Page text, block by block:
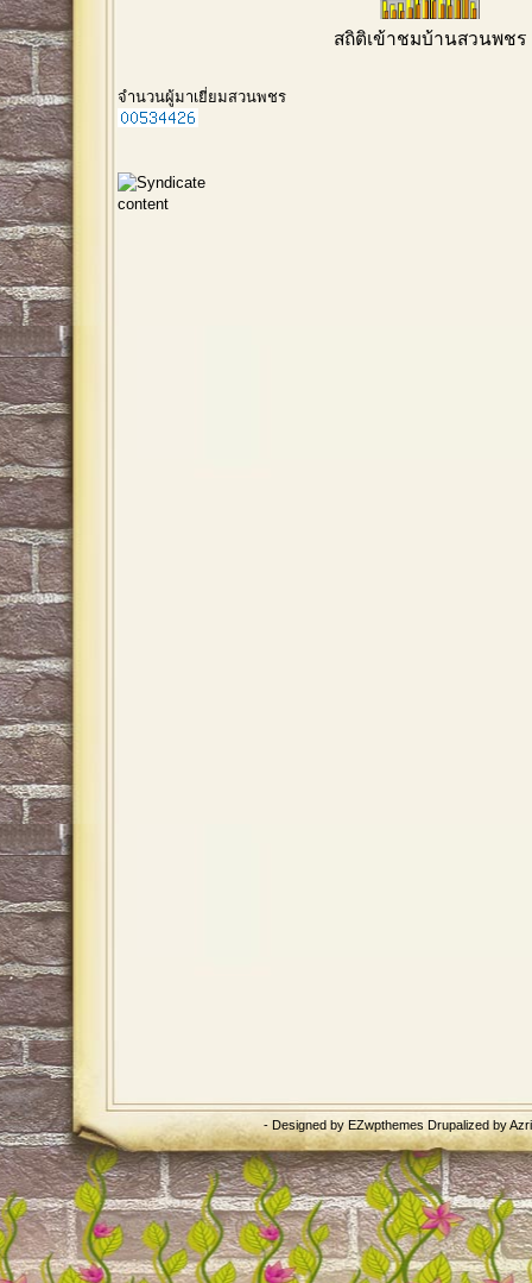
สถิติเข้าชมบ้านสวนพชร
จำนวนผู้มาเยี่ยมสวนพชร
- Designed byEZwpthemesDrupalized by